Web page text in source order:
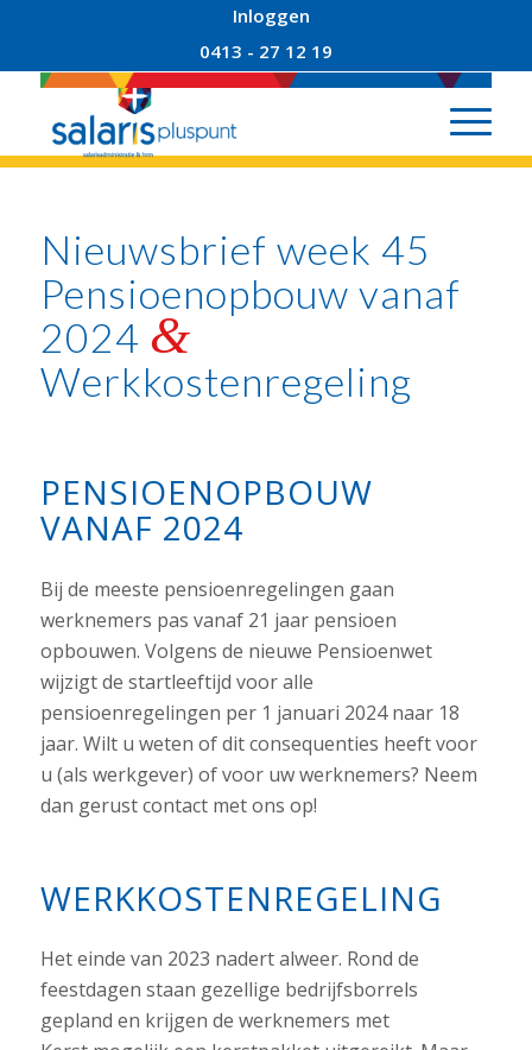
Inloggen
0413 - 27 12 19
Nieuwsbrief week 45
Pensioenopbouw vanaf
2024 &
Werkkostenregeling
PENSIOENOPBOUW
VANAF 2024
Bij de meeste pensioenregelingen gaan
werknemers pas vanaf 21 jaar pensioen
opbouwen. Volgens de nieuwe Pensioenwet
wijzigt de startleeftijd voor alle
pensioenregelingen per 1 januari 2024 naar 18
jaar. Wilt u weten of dit consequenties heeft voor
u (als werkgever) of voor uw werknemers? Neem
dan gerust contact met ons op!
WERKKOSTENREGELING
Het einde van 2023 nadert alweer. Rond de
feestdagen staan gezellige bedrijfsborrels
gepland en krijgen de werknemers met